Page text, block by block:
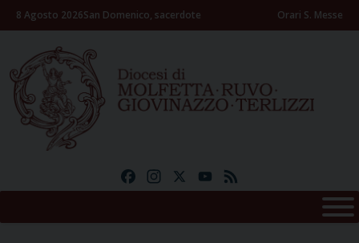
Skip8 Agosto 2026San Domenico, sacerdote Orari S. Messe
FacebookInstagramYouTube